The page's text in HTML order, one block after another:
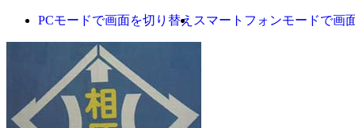
PCモードで画面を切り替え スマートフォンモードで画